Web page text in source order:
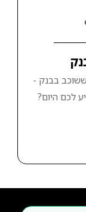
בבנק -
לכם היום?